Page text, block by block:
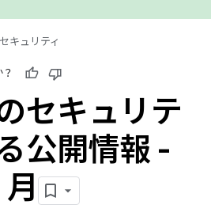
セキュリティ
セキュリテ
公開情報 -